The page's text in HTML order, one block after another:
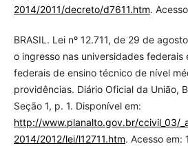
2014/2011/decreto/d7611.htm.
BRASIL. Lei nº 12.711, de 29 de
o ingresso nas universidades federais
federais de ensino técnico de nível
providências. Diário Oficial da União,
Seção 1, p. 1. Disponível em:
http://www.planalto.gov.br/ccivil_03/
2014/2012/lei/l12711.htm. Acesso em: